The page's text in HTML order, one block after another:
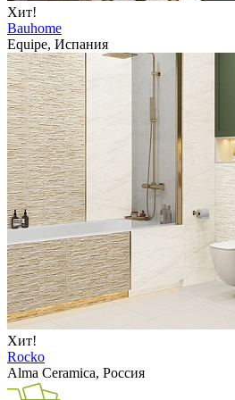
Хит!
Bauhome
Equipe, Испания
Хит!
Rocko
Alma Ceramica, Россия